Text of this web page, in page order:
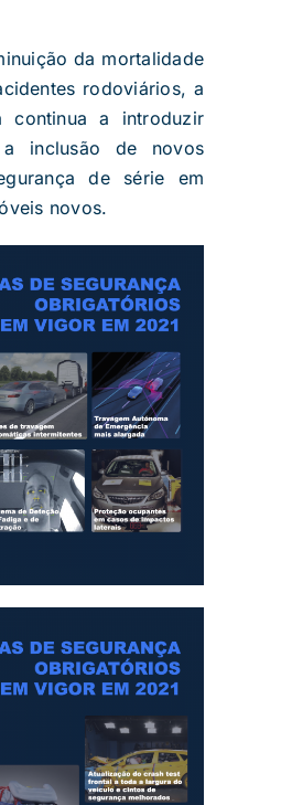
da mortalidade
rodoviários, a
continua a introduzir
inclusão de novos
de série em
novos.